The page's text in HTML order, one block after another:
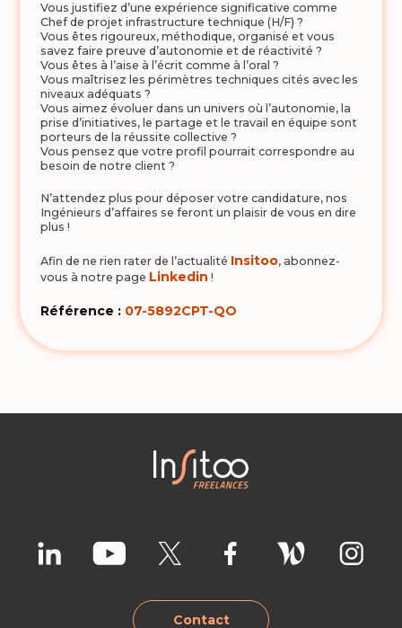
Vous justifiez d’une expérience significative comme
Chef de projet infrastructure technique (H/F) ?
Vous êtes rigoureux, méthodique, organisé et vous
savez faire preuve d’autonomie et de réactivité ?
Vous êtes à l’aise à l’écrit comme à l’oral ?
Vous maîtrisez les périmètres techniques cités avec les
niveaux adéquats ?
Vous aimez évoluer dans un univers où l’autonomie, la
prise d’initiatives, le partage et le travail en équipe sont
porteurs de la réussite collective ?
Vous pensez que votre profil pourrait correspondre au
besoin de notre client ?
N’attendez plus pour déposer votre candidature, nos
Ingénieurs d’affaires se feront un plaisir de vous en dire
plus !
Afin de ne rien rater de l’actualité Insitoo, abonnez-
vous à notre page Linkedin !
Référence : 07-5892CPT-QO
Contact